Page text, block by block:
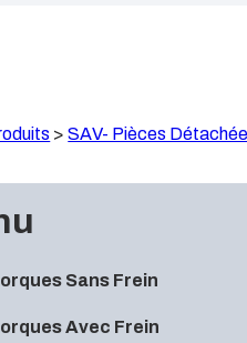
>SAV- Pièces
Sans Frein
Avec Frein